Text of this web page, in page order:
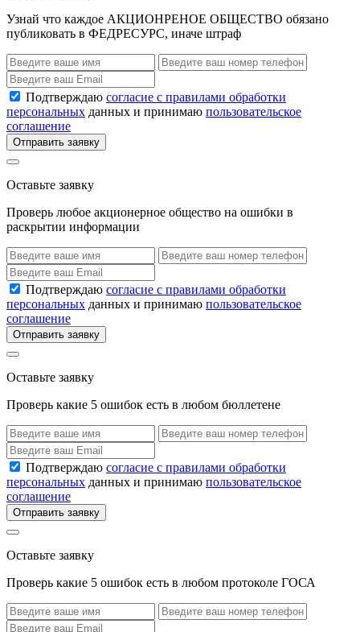
Узнай что каждое АКЦИОНРЕНОЕ ОБЩЕСТВО обязано
публиковать в ФЕДРЕСУРС, иначе штраф
Подтверждаю согласие с правилами обработки
персональных данных и принимаю пользовательское
соглашение
Отправить заявку
Оставьте заявку
Проверь любое акционерное общество на ошибки в
раскрытии информации
Подтверждаю согласие с правилами обработки
персональных данных и принимаю пользовательское
соглашение
Отправить заявку
Оставьте заявку
Проверь какие 5 ошибок есть в любом бюллетене
Подтверждаю согласие с правилами обработки
персональных данных и принимаю пользовательское
соглашение
Отправить заявку
Оставьте заявку
Проверь какие 5 ошибок есть в любом протоколе ГОСА